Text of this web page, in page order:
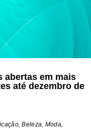
abertas em mais
até dezembro de
Beleza, Moda,